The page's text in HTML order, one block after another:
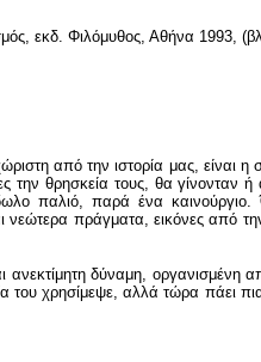
εκδ. Φιλόμυθος, Αθήνα
από την ιστορία μας, είναι η
την θρησκεία τους, θα γίνονταν
παλιό, παρά ένα
νεώτερα πράγματα, εικόνες από
δύναμη,
του χρησίμεψε, αλλά τώρα πάει